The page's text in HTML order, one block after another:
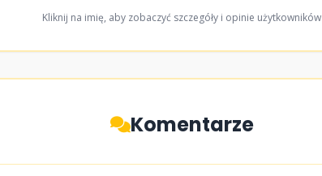
Kliknij na imię, aby zobaczyć szczegóły i opinie użytkowników
Komentarze